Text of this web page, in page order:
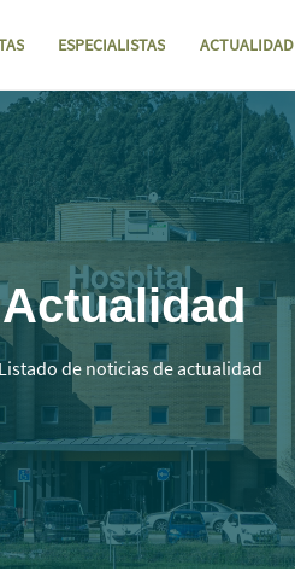
ESPECIALISTAS ACTUALIDAD
investigación
Actualidad
de noticias de actualidad